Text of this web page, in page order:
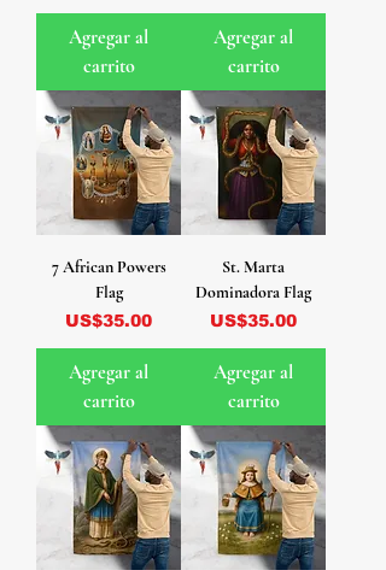
Agregar al
carrito
Agregar al
carrito
7 African Powers
Flag
Precio
US$35.00
Agregar al
carrito
St. Marta
Dominadora Flag
Precio
US$35.00
Agregar al
carrito